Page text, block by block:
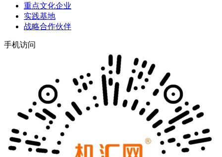
重点文化企业
实践基地
战略合作伙伴
手机访问